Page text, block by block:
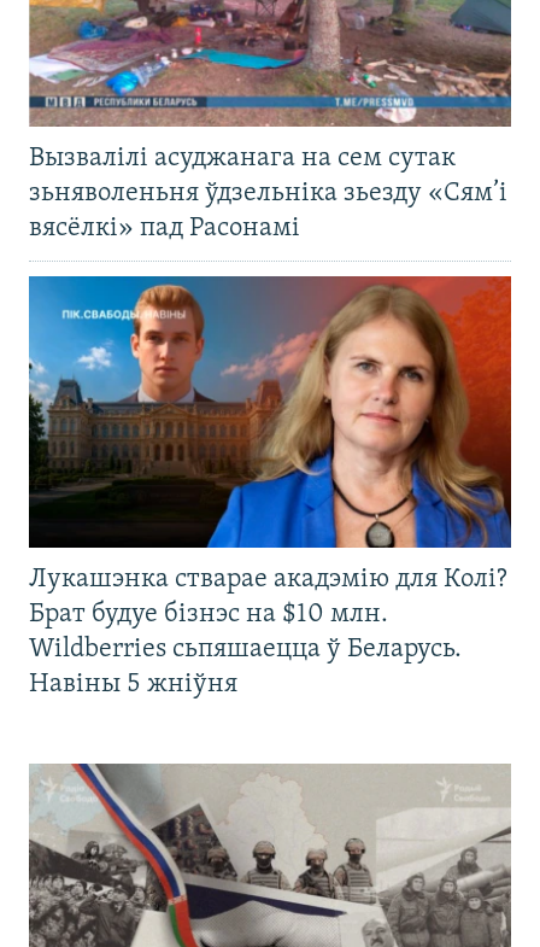
Вызвалілі асуджанага на сем сутак
зьняволеньня ўдзельніка зьезду «Сям’і
вясёлкі» пад Расонамі
Лукашэнка стварае акадэмію для Колі?
Брат будуе бізнэс на $10 млн.
Wildberries сьпяшаецца ў Беларусь.
Навіны 5 жніўня